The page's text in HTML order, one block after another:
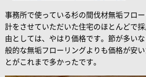
事務所で使っている杉の間伐材無垢フロ
計をさせていただいた住宅のほとんどで
由としては、やはり価格です。節が多い
般的な無垢フローリングよりも価格が安
とがこれまで多かったです。